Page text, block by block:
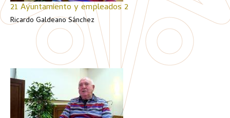
21 Ayuntamiento y empleados 2
Ricardo Galdeano Sánchez